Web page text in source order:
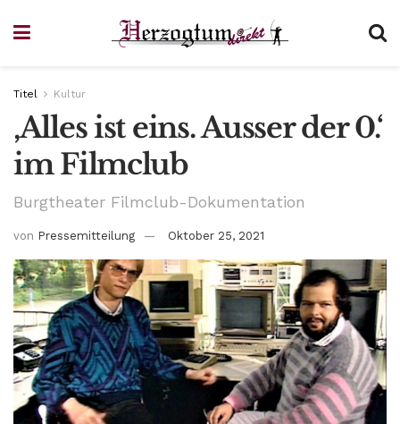
Titel Kultur
‚Alles ist eins. Ausser der 0.‘
im Filmclub
Burgtheater Filmclub-Dokumentation
von Pressemitteilung Oktober 25, 2021